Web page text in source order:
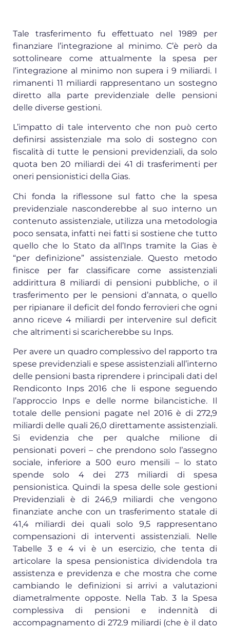
Tale trasferimento fu effettuato nel 1989 per
finanziare l’integrazione al minimo. C’è però da
sottolineare come attualmente la spesa per
l’integrazione al minimo non supera i 9 miliardi. I
rimanenti 11 miliardi rappresentano un sostegno
diretto alla parte previdenziale delle pensioni
delle diverse gestioni.
L’impatto di tale intervento che non può certo
definirsi assistenziale ma solo di sostegno con
fiscalità di tutte le pensioni previdenziali, da solo
quota ben 20 miliardi dei 41 di trasferimenti per
oneri pensionistici della Gias.
Chi fonda la riflessone sul fatto che la spesa
previdenziale nasconderebbe al suo interno un
contenuto assistenziale, utilizza una metodologia
poco sensata, infatti nei fatti si sostiene che tutto
quello che lo Stato da all’Inps tramite la Gias è
“per definizione” assistenziale. Questo metodo
finisce per far classificare come assistenziali
addirittura 8 miliardi di pensioni pubbliche, o il
trasferimento per le pensioni d’annata, o quello
per ripianare il deficit del fondo ferrovieri che ogni
anno riceve 4 miliardi per intervenire sul deficit
che altrimenti si scaricherebbe su Inps.
Per avere un quadro complessivo del rapporto tra
spese previdenziali e spese assistenziali all’interno
delle pensioni basta riprendere i principali dati del
Rendiconto Inps 2016 che li espone seguendo
l’approccio Inps e delle norme bilancistiche. Il
totale delle pensioni pagate nel 2016 è di 272,9
miliardi delle quali 26,0 direttamente assistenziali.
Si evidenzia che per qualche milione di
pensionati poveri – che prendono solo l’assegno
sociale, inferiore a 500 euro mensili – lo stato
spende solo 4 dei 273 miliardi di spesa
pensionistica. Quindi la spesa delle sole gestioni
Previdenziali è di 246,9 miliardi che vengono
finanziate anche con un trasferimento statale di
41,4 miliardi dei quali solo 9,5 rappresentano
compensazioni di interventi assistenziali. Nelle
Tabelle 3 e 4 vi è un esercizio, che tenta di
articolare la spesa pensionistica dividendola tra
assistenza e previdenza e che mostra che come
cambiando le definizioni si arrivi a valutazioni
diametralmente opposte. Nella Tab. 3 la Spesa
complessiva di pensioni e indennità di
accompagnamento di 272.9 miliardi (che è il dato